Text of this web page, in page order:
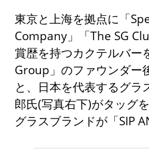
東京と上海を拠点に「
Company」「The SG
賞歴を持つカクテルバー
Group」のファウンダー
と、日本を代表するグラ
郎氏(写真右下)がタッグ
グラスブランドが「SIP